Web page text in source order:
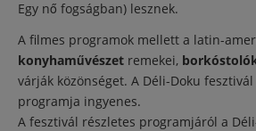
Egy nő fogságban) lesznek.
A filmes programok mellett a latin-
konyhaművészet remekei,
várják közönséget. A Déli-Doku
programja ingyenes.
A fesztivál részletes programjáról a